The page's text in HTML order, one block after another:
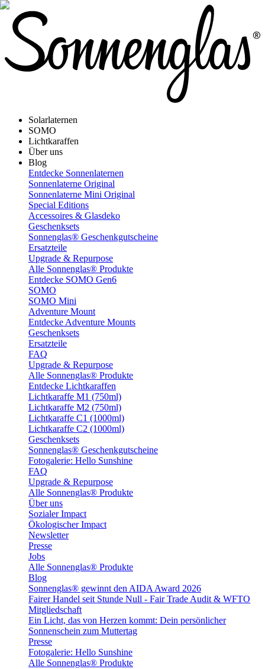
Solarlaternen
SOMO
Lichtkaraffen
Über uns
Blog
Entdecke Sonnenlaternen
Sonnenlaterne Original
Sonnenlaterne Mini Original
Special Editions
Accessoires & Glasdeko
Geschenksets
Sonnenglas® Geschenkgutscheine
Ersatzteile
Upgrade & Repurpose
Alle Sonnenglas® Produkte
Entdecke SOMO Gen6
SOMO
SOMO Mini
Adventure Mount
Entdecke Adventure Mounts
Geschenksets
Ersatzteile
FAQ
Upgrade & Repurpose
Alle Sonnenglas® Produkte
Entdecke Lichtkaraffen
Lichtkaraffe M1 (750ml)
Lichtkaraffe M2 (750ml)
Lichtkaraffe C1 (1000ml)
Lichtkaraffe C2 (1000ml)
Geschenksets
Sonnenglas® Geschenkgutscheine
Fotogalerie: Hello Sunshine
FAQ
Upgrade & Repurpose
Alle Sonnenglas® Produkte
Über uns
Sozialer Impact
Ökologischer Impact
Newsletter
Presse
Jobs
Alle Sonnenglas® Produkte
Blog
Sonnenglas® gewinnt den AIDA Award 2026
Fairer Handel seit Stunde Null - Fair Trade Audit & WFTO
Mitgliedschaft
Ein Licht, das von Herzen kommt: Dein persönlicher
Sonnenschein zum Muttertag
Presse
Fotogalerie: Hello Sunshine
Alle Sonnenglas® Produkte